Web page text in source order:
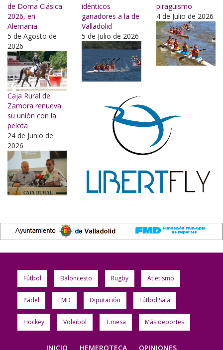
de Doma Clásica
2026, en
Alemania
5 de Agosto de
2026
idénticos
ganadores a la de
Valladolid
5 de Julio de 2026
piragüismo
4 de Julio de 2026
Caja Rural de
Zamora renueva
su unión con la
pelota
24 de Junio de
2026
Fútbol Baloncesto Rugby Atletismo
Pádel FMD Diputación Fútbol Sala
Hockey Voleibol T.mesa Más deportes
INICIO HEMEROTECA OPINIONES